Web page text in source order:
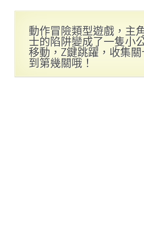
動作冒險類型遊戲，主
士的陷阱變成了一隻小
移動，Z鍵跳躍，收集
到第幾關哦！